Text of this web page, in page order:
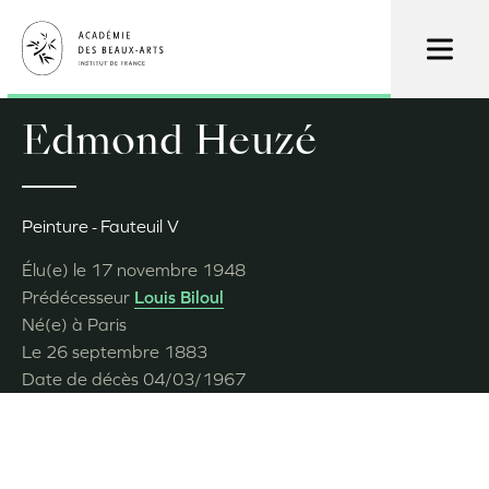
contenu
principal
Edmond Heuzé
Peinture Fauteuil V
Élu(e) le 17 novembre 1948
Prédécesseur Louis Biloul
Né(e) à Paris
Le 26 septembre 1883
Date de décès 04/03/1967